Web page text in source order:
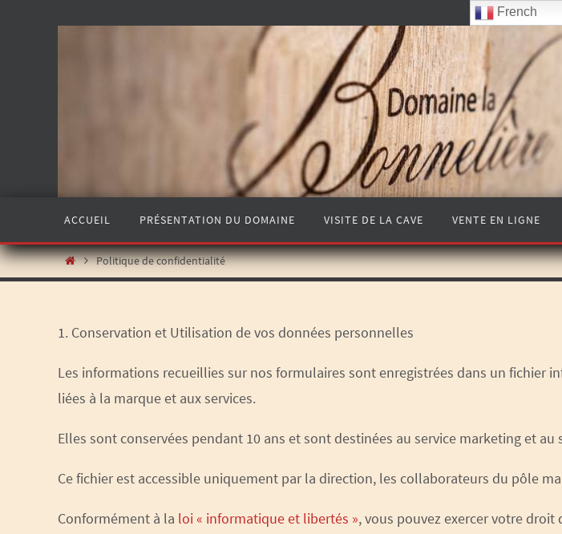
French
ACCUEIL PRÉSENTATION DU DOMAINE VISITE DE LA CAVE VENTE EN LIGNE
Politique de confidentialité
1. Conservation et Utilisation de vos données personnelles
Les informations recueillies sur nos formulaires sont enregistrées dans un fichier
liées à la marque et aux services.
Elles sont conservées pendant 10 ans et sont destinées au service marketing et
Ce fichier est accessible uniquement par la direction, les collaborateurs du pôle
Conformément à la loi « informatique et libertés », vous pouvez exercer votre droit